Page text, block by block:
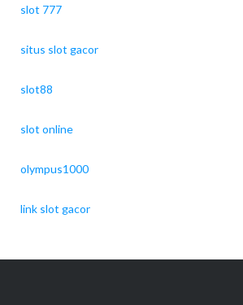
slot 777
situs slot gacor
slot88
slot online
olympus1000
link slot gacor